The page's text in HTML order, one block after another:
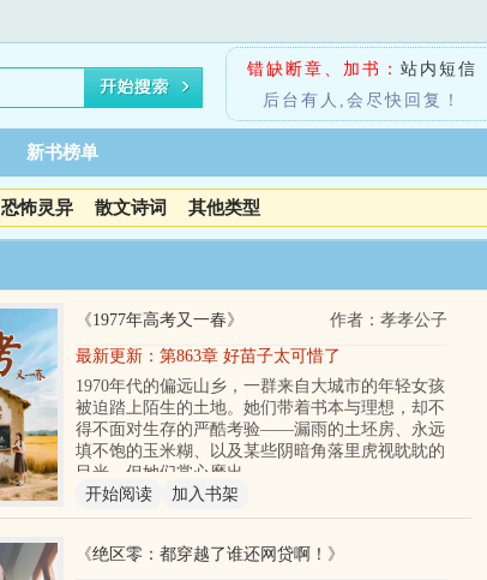
错缺断章、加书： 站内短信
后台有人,会尽快回复！
新书榜单
恐怖灵异 散文诗词 其他类型
《1977年高考又一春》
作者：孝孝公子
最新更新： 第863章 好苗子太可惜了
1970年代的偏远山乡，一群来自大城市的年轻女孩
被迫踏上陌生的土地。她们带着书本与理想，却不
得不面对生存的严酷考验——漏雨的土坯房、永远
填不饱的玉米糊、以及某些阴暗角落里虎视眈眈的
目光。但她们掌心磨出
开始阅读
加入书架
《绝区零：都穿越了谁还网贷啊！ 》